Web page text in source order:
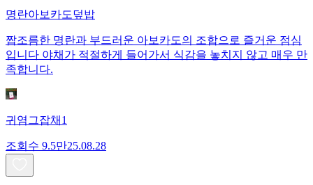
명란아보카도덮밥
짭조름한 명란과 부드러운 아보카도의 조합으로 즐거운 점심
입니다 야채가 적절하게 들어가서 식감을 놓치지 않고 매우 만
족합니다.
귀염그잡채1
조회수 9.5만25.08.28